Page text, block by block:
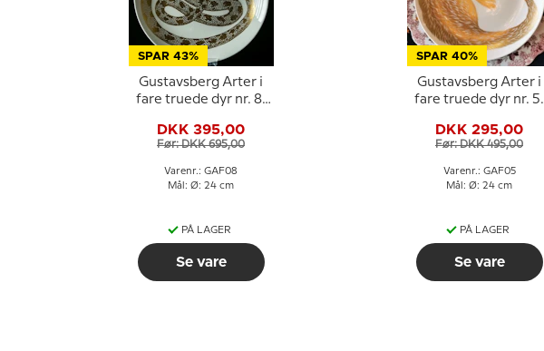
SPAR 43%
Gustavsberg Arter i
fare truede dyr nr. 8,
DKK 395,00
Før: DKK 695,00
Varenr.: GAF08
Mål: Ø: 24 cm
PÅ LAGER
Se vare
SPAR 40%
Gustavsberg Arter i
fare truede dyr nr. 5,
DKK 295,00
Før: DKK 495,00
Varenr.: GAF05
Mål: Ø: 24 cm
PÅ LAGER
Se vare